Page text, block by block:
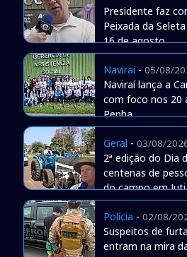
Presidente faz
Peixada da
16 de agosto
Naviraí- 05/08/
Naviraí lança a
com foco nos 20
Penha
Geral - 03/08/
2ª edição do Dia
centenas de
do campo em Juti
Polícia - 02/08/
Suspeitos de
entram na mira